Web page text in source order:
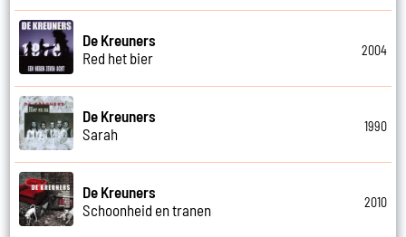
De Kreuners
Red het bier
2004
De Kreuners
Sarah
1990
De Kreuners
Schoonheid en tranen
2010